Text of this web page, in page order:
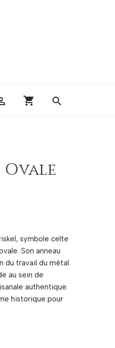
shopping_cart search
symbole celte
Son anneau
du travail du métal.
au sein de
authentique.
historique pour